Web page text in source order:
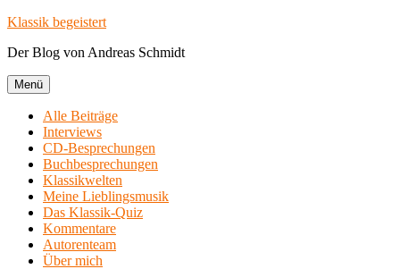
Zum
springen
Klassik begeistert
Der Blog von Andreas Schmidt
Menü
Alle Beiträge
Interviews
CD-Besprechungen
Buchbesprechungen
Klassikwelten
Meine Lieblingsmusik
Das Klassik-Quiz
Kommentare
Autorenteam
Über mich